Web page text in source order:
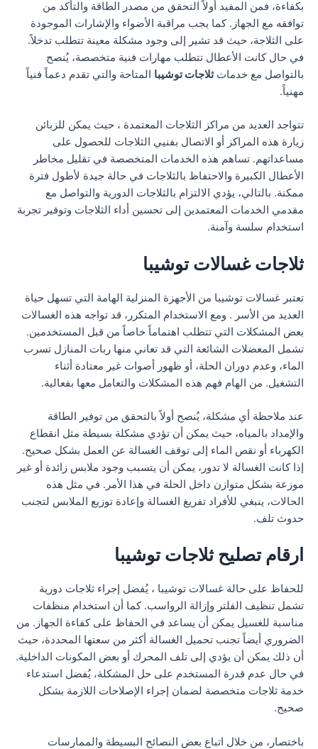
بكفاءة، فمن المفيد أولاً التحقق من مصدر الطاقة والتأكد من
توافقه مع الجهاز. كما يجب مراقبة الأضواء والإشارات الموجودة
على الثلاجة، حيث قد تشير إلى وجود مشكلة معينة تتطلب تدخلاً.
في حال كانت الأعطال تتطلب مهارات فنية متخصصة، يُنصح
بالتواصل مع خدماتثلاجات توشيبا المتاحة والتي تقدم دعماً فنياً
مهنياً.
تتواجد العديد من مراكز الثلاجات المعتمدة ، حيث يمكن للزبائن
زيارة هذه المراكز أو الاتصال بفنيي الثلاجات للحصول على
مساعداتهم. تساهم هذه الخدمات المتخصصة في تقليل مخاطر
الأعطال الكبيرة والاحتفاظ بالثلاجات في حالة جيدة لأطول فترة
ممكنة. بالتالي، يؤدي الالتزام بالثلاجات الدورية والتواصل مع
مقدمي الخدمات المعتمدين إلى تحسين أداء الثلاجات وتوفير تجربة
استخدام سلسة وآمنة.
ثلاجات غسالات توشيبا
تعتبر غسالات توشيبا من الأجهزة المنزلية الهامة التي تسهل حياة
العديد من الأسر . ومع الاستخدام المتكرر، قد تواجه هذه الغسالات
بعض المشكلات التي تتطلب اهتماماً خاصاً من قبل المستخدمين.
تشمل المعضلات الشائعة التي قد تعاني منها ربات المنازل تسرب
الماء، وعدم دوران الحلة، أو ظهور أصوات غير معتادة أثناء
التشغيل. من الهام فهم هذه المشكلات والتعامل معها بفعالية.
عند ملاحظة أي مشكلة، يُنصح أولاً بالتحقق من توفير الطاقة
والإمداد بالمياه، حيث يمكن أن تؤدي مشكلة بسيطة مثل انقطاع
الكهرباء أو نقص الماء إلى توقف الغسالة عن العمل بشكل صحيح.
إذا كانت الغسالة لا تدور، يمكن أن يتسبب وجود ملابس زائدة أو غير
موزعة بشكل متوازن داخل الحلة في هذا الأمر. في مثل هذه
الحالات، ينبغي للأفراد تفريغ الغسالة وإعادة توزيع الملابس لتجنب
حدوث تلف.
ارقام تصليح ثلاجات توشيبا
للحفاظ على حالة غسالات توشيبا ، يُفضل إجراء ثلاجات دورية
تشمل تنظيف الفلتر وإزالة الرواسب. كما أن استخدام منظفات
مناسبة للغسيل يمكن أن يساعد في الحفاظ على كفاءة الجهاز. من
الضروري أيضاً تجنب تحميل الغسالة أكثر من سعتها المحددة، حيث
أن ذلك يمكن أن يؤدي إلى تلف المحرك أو بعض المكونات الداخلية.
في حال عدم قدرة المستخدم على حل المشكلة، يُفضل استدعاء
خدمة ثلاجات متخصصة لضمان إجراء الإصلاحات اللازمة بشكل
صحيح.
باختصار، من خلال اتباع بعض النصائح البسيطة والممارسات